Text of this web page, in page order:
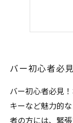
大人
バー初心者必見
バー初心者必見
キーなど魅力的
者の方には、緊